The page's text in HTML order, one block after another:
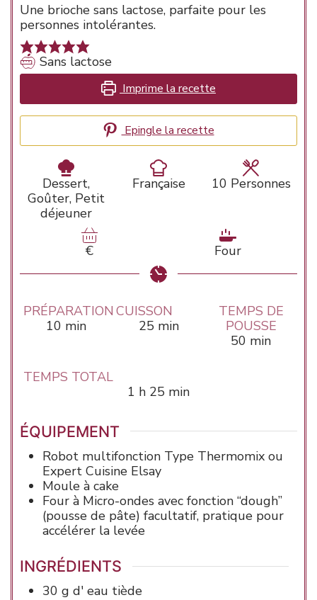
Une brioche sans lactose, parfaite pour les
personnes intolérantes.
Sans lactose
Imprime la recette
Epingle la recette
Dessert,
Goûter, Petit
déjeuner
Française 10 Personnes
€ Four
PRÉPARATION
10minutes
min
CUISSON
25minutes
min
TEMPS DE
POUSSE
50 minutes
min
TEMPS TOTAL
1 heure
h 25 minutes
min
ÉQUIPEMENT
Robot multifonction Type Thermomix ou
Expert Cuisine Elsay
Moule à cake
Four à Micro-ondes avec fonction “dough”
(pousse de pâte) facultatif, pratique pour
accélérer la levée
INGRÉDIENTS
30 g d' eau tiède